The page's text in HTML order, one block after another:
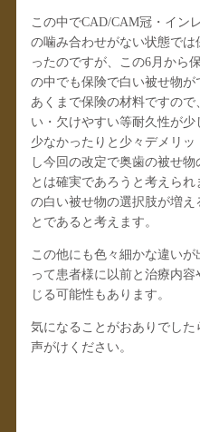
この中でCAD/CAM冠・イン
の噛み合わせがない状態で
ったのですが、この6月から
の中でも保険で白い被せ物
あくまで保険の材料ですの
い・欠けやすい等耐久性が
少なかったりと少々デメリ
し今回の改定で奥歯の被せ
とは確実であろうと考えら
の白い被せ物の選択肢が増
とであると考えます。
この他にも色々細かな違い
って患者様に以前と治療内
じる可能性もあります。
気になることがおありでし
声がけください。